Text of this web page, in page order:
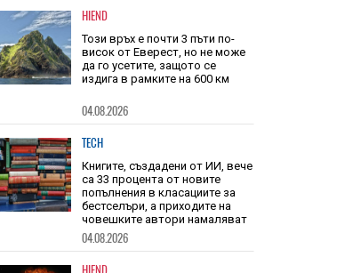
голяма от скоростта на
звука
| 05.08.2026
HIEND
Този връх е почти 3 пъти по-
да го усетите, защото се
издига в рамките на 600 км
04.08.2026
TECH
Книгите, създадени от ИИ, вече
са 33 процента от новите
попълнения в класациите за
бестселъри, а приходите на
човешките автори намаляват